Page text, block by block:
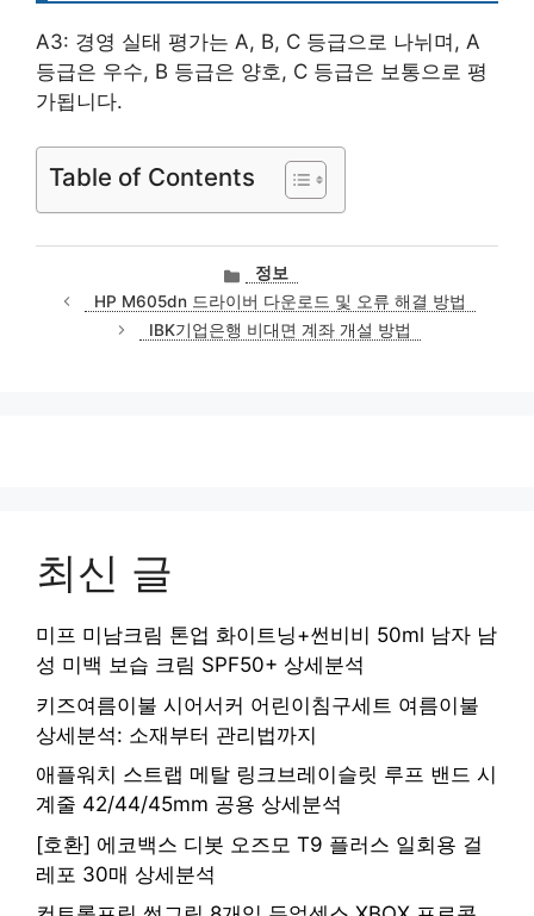
A3: 경영 실태 평가는 A, B, C 등급으로 나뉘며, A
등급은 우수, B 등급은 양호, C 등급은 보통으로 평
가됩니다.
Table of Contents
카
테
고
리
정보
HP M605dn 드라이버 다운로드 및 오류 해결 방법
IBK기업은행 비대면 계좌 개설 방법
최신 글
미프 미남크림 톤업 화이트닝+썬비비 50ml 남자 남
성 미백 보습 크림 SPF50+ 상세분석
키즈여름이불 시어서커 어린이침구세트 여름이불
상세분석: 소재부터 관리법까지
애플워치 스트랩 메탈 링크브레이슬릿 루프 밴드 시
계줄 42/44/45mm 공용 상세분석
[호환] 에코백스 디봇 오즈모 T9 플러스 일회용 걸
레포 30매 상세분석